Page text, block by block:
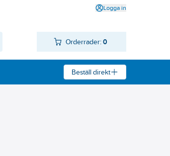
Logga in
Orderrader: 0
Beställ direkt